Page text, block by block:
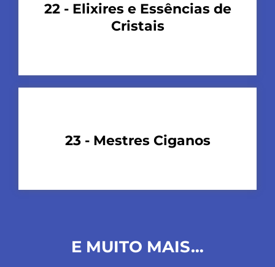
22 - Elixires e Essências de
Cristais
23 - Mestres Ciganos
E MUITO MAIS…